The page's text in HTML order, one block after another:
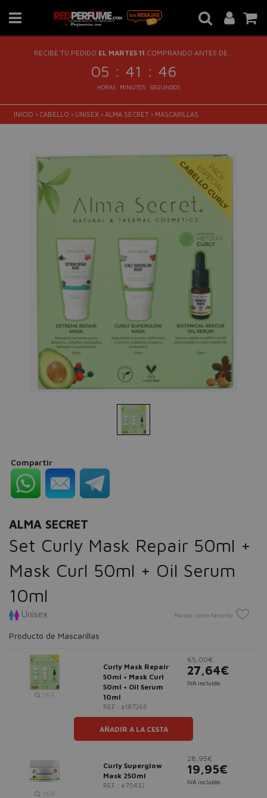
RECIBE TU PEDIDO EL MARTES 11 COMPRANDO ANTES DE...
05 : 41 : 46
HORAS MINUTOS SEGUNDOS
INICIO › CABELLO › UNISEX › ALMA SECRET › MASCARILLAS
Compartir
ALMA SECRET
Set Curly Mask Repair 50ml +
Mask Curl 50ml + Oil Serum
10ml
Unisex Marcar como favorito
Producto de Mascarillas
VER
Curly Mask Repair
50ml + Mask Curl
50ml + Oil Serum
10ml
REF.: #187266
65,00€
27,64€
IVA incluido
AÑADIR A LA CESTA
VER
Curly Superglow
Mask 250ml
REF.: #70432
28,95€
19,95€
IVA incluido